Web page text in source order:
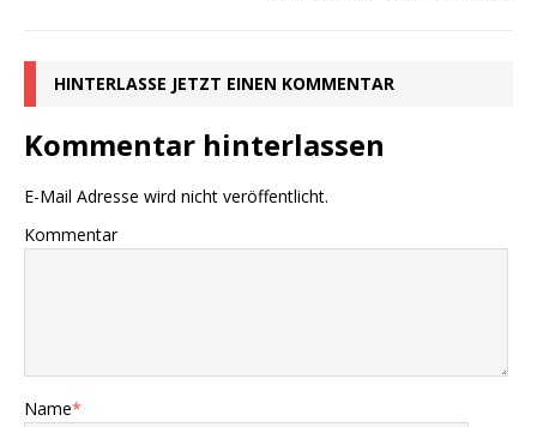
HINTERLASSE JETZT EINEN KOMMENTAR
Kommentar hinterlassen
E-Mail Adresse wird nicht veröffentlicht.
Kommentar
Name*